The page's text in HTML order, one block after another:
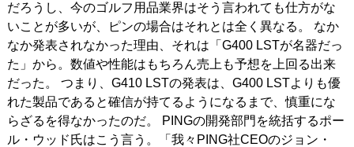
だろうし、今のゴルフ用品業界はそう言われても仕方がな
いことが多いが、ピンの場合はそれとは全く異なる。 なか
なか発表されなかった理由、それは「G400 LSTが名器だっ
た」から。数値や性能はもちろん売上も予想を上回る出来
だった。 つまり、G410 LSTの発表は、G400 LSTよりも優
れた製品であると確信が持てるようになるまで、慎重にな
らざるを得なかったのだ。 PINGの開発部門を統括するポー
ル・ウッド氏はこう言う。「我々PING社CEOのジョン・